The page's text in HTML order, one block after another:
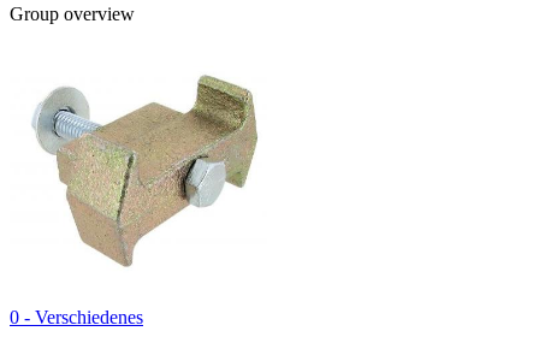
Group overview
0 - Verschiedenes